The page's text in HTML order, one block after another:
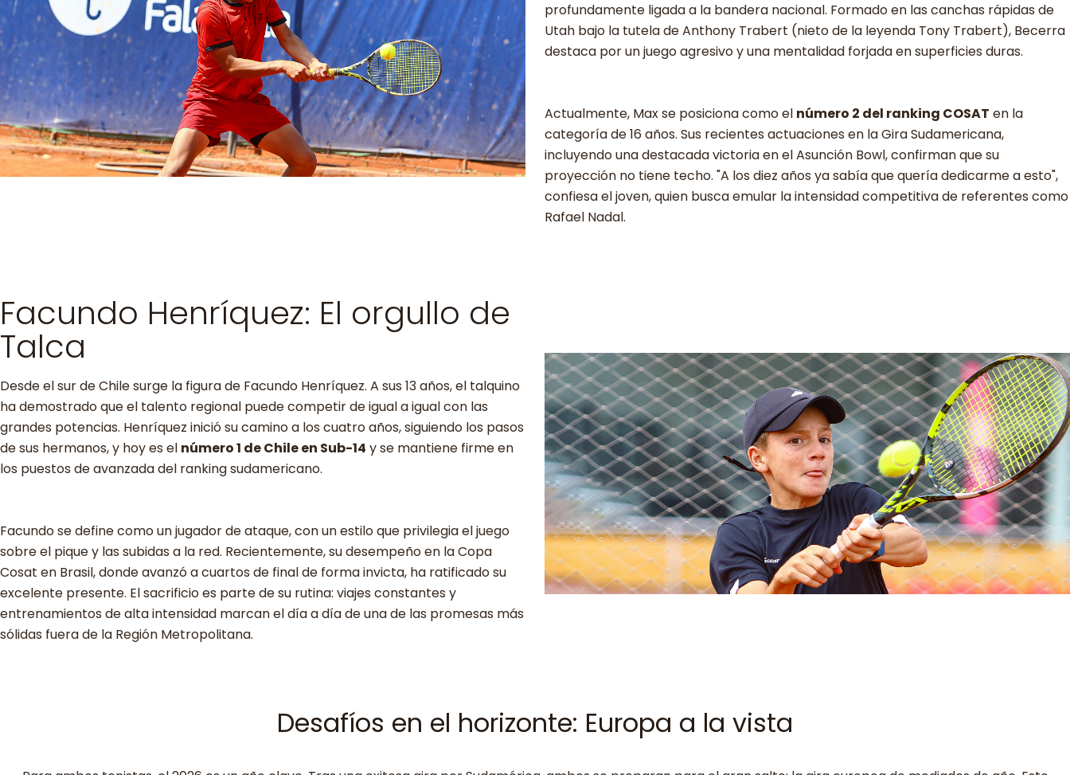
profundamente ligada a la bandera nacional. Formado en las canchas rápidas de
Utah bajo la tutela de Anthony Trabert (nieto de la leyenda Tony Trabert), Becerra
destaca por un juego agresivo y una mentalidad forjada en superficies duras.
Actualmente, Max se posiciona como el número 2 del ranking COSAT en la
categoría de 16 años. Sus recientes actuaciones en la Gira Sudamericana,
incluyendo una destacada victoria en el Asunción Bowl, confirman que su
proyección no tiene techo. "A los diez años ya sabía que quería dedicarme a esto",
confiesa el joven, quien busca emular la intensidad competitiva de referentes como
Rafael Nadal.
Facundo Henríquez: El orgullo de
Talca
Desde el sur de Chile surge la figura de Facundo Henríquez. A sus 13 años, el talquino
ha demostrado que el talento regional puede competir de igual a igual con las
grandes potencias. Henríquez inició su camino a los cuatro años, siguiendo los pasos
de sus hermanos, y hoy es el número 1 de Chile en Sub-14 y se mantiene firme en
los puestos de avanzada del ranking sudamericano.
Facundo se define como un jugador de ataque, con un estilo que privilegia el juego
sobre el pique y las subidas a la red. Recientemente, su desempeño en la Copa
Cosat en Brasil, donde avanzó a cuartos de final de forma invicta, ha ratificado su
excelente presente. El sacrificio es parte de su rutina: viajes constantes y
entrenamientos de alta intensidad marcan el día a día de una de las promesas más
sólidas fuera de la Región Metropolitana.
Desafíos en el horizonte: Europa a la vista